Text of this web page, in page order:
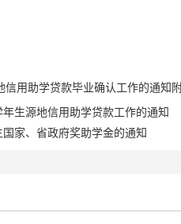
信用助学贷款毕业确认工作的通知
年生源地信用助学贷款工作的通知
家、省政府奖助学金的通知